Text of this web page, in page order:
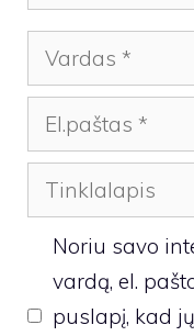
Vardas
El.paštas
Tinklalapis
Noriu savo
vardą, el.
puslapį, kad